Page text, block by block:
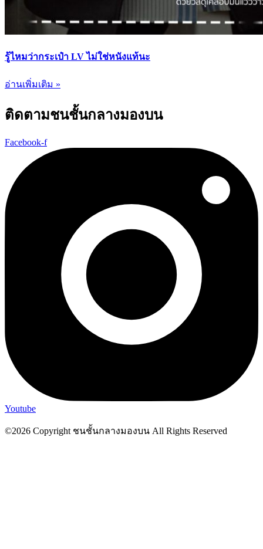
รู้ไหมว่ากระเป๋า LV ไม่ใช่หนังแท้นะ
อ่านเพิ่มเติม »
ติดตามชนชั้นกลางมองบน
Facebook-f
Youtube
©2026 Copyright ชนชั้นกลางมองบน All Rights Reserved